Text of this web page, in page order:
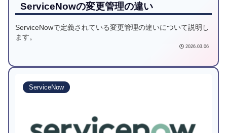
ServiceNowの変更管理の違い
ServiceNowで定義されている変更管理の違いについて説明し
ます。
2026.03.06
ServiceNow